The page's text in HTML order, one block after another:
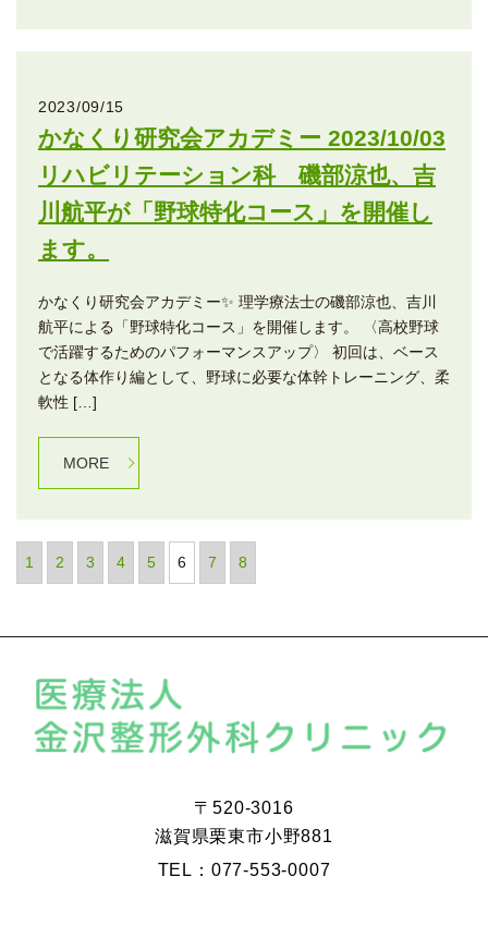
2023/09/15
かなくり研究会アカデミー 2023/10/03
リハビリテーション科 磯部涼也、吉
川航平が「野球特化コース」を開催し
ます。
かなくり研究会アカデミー✨ 理学療法士の磯部涼也、吉川
航平による「野球特化コース」を開催します。 〈高校野球
で活躍するためのパフォーマンスアップ〉 初回は、ベース
となる体作り編として、野球に必要な体幹トレーニング、柔
軟性 […]
MORE
1 2 3 4 5 6 7 8
〒520-3016
滋賀県栗東市小野881
TEL：077-553-0007